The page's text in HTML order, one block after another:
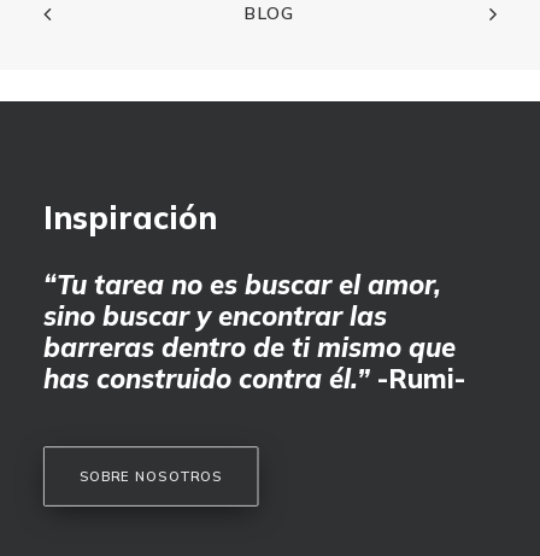
BLOG
Inspiración
“Tu tarea no es buscar el amor,
sino buscar y encontrar las
barreras dentro de ti mismo que
has construido contra él.” -Rumi-
SOBRE NOSOTROS